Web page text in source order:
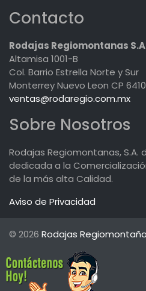
Contacto
Rodajas Regiomontanas S.A
Altamisa 1001-B
Col. Barrio Estrella Norte y Sur
Monterrey Nuevo Leon CP
ventas@rodaregio.com.mx
Sobre Nosotros
Rodajas Regiomontanas, S.A.
dedicada a la
de la más alta Calidad.
Aviso de Privacidad
© 2026 Rodajas